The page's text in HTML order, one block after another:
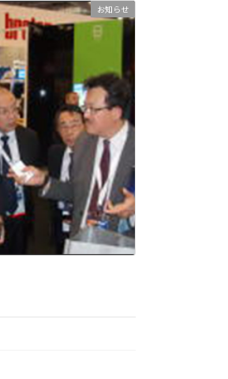
お知らせ